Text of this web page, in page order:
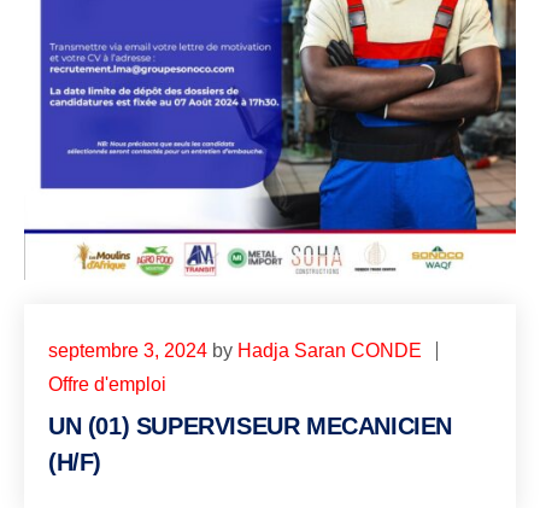
septembre 3, 2024 by Hadja Saran CONDE
Offre d'emploi
UN (01) SUPERVISEUR MECANICIEN
(H/F)